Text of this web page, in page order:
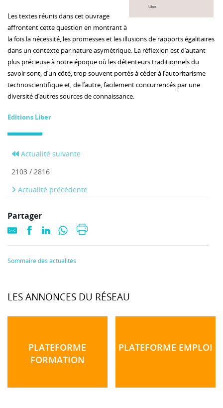
Les textes réunis dans cet ouvrage
affrontent cette question en montrant à
la fois la nécessité, les promesses et les illusions de rapports égalitaires
dans un contexte par nature asymétrique. La réflexion est d’autant
plus précieuse à notre époque où les détenteurs traditionnels du
savoir sont, d’un côté, trop souvent portés à céder à l’autoritarisme
technoscientifique et, de l’autre, facilement concurrencés par une
diversité d’autres sources de connaissance.
Editions Liber
Actualité suivante
2103 / 2816
Actualité précédente
Partager
Sommaire des actualités
LES ANNONCES DU RÉSEAU
PLATEFORME
FORMATION
PLATEFORME EMPLOI